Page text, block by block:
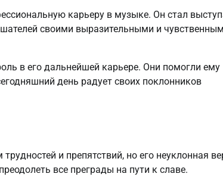
карьеру в музыке. Он стал
своими выразительными и
в его дальнейшей карьере. Они помогли ему
день радует своих поклонников
и препятствий, но его неуклонная
все преграды на пути к славе.